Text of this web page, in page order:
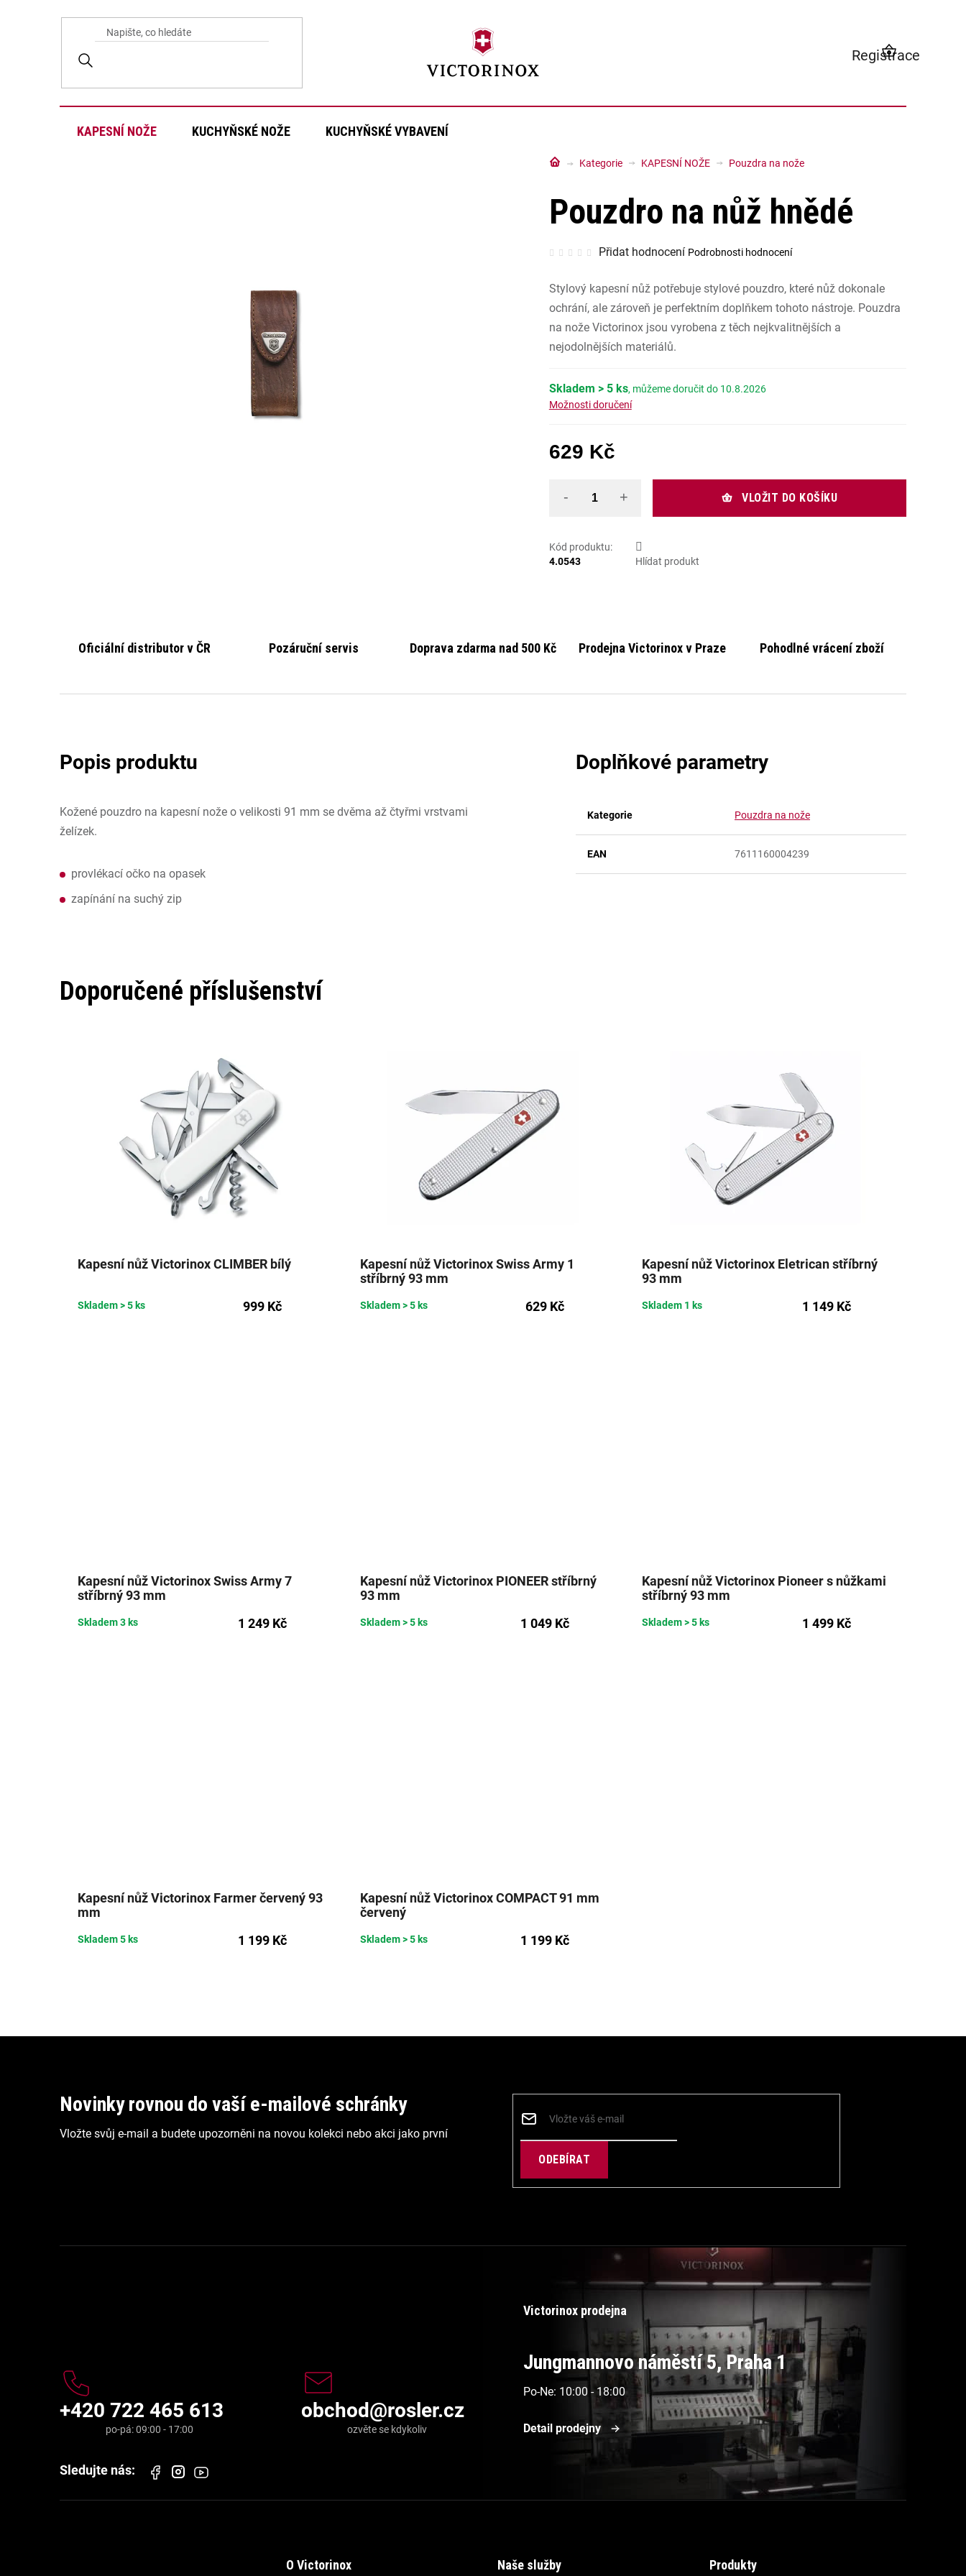
Registrace
NÁKUPNÍ
KOŠÍK
KAPESNÍ NOŽE KUCHYŇSKÉ NOŽE KUCHYŇSKÉ VYBAVENÍ
DomůKategorie KAPESNÍ NOŽE Pouzdra na nože
Pouzdro na nůž hnědé
Průměrné
hodnocení
z
5
hvězdiček.
Přidat hodnocení Podrobnosti hodnocení
Stylový kapesní nůž potřebuje stylové pouzdro, které nůž dokonale
ochrání, ale zároveň je perfektním doplňkem tohoto nástroje. Pouzdra
na nože Victorinox jsou vyrobena z těch nejkvalitnějších a
nejodolnějších materiálů.
Skladem > 5 ks
10.8.2026
Možnosti doručení
629 Kč
VLOŽIT DO KOŠÍKU
Kód produktu:
4.0543
Hlídat produkt
Oficiální distributor v ČR Pozáruční servis Doprava zdarma nad 500 Kč Prodejna Victorinox v Praze Pohodlné vrácení zboží
Kožené pouzdro na kapesní nože o velikosti 91 mm se dvěma až čtyřmi vrstvami
želízek.
provlékací očko na opasek
zapínání na suchý zip
Doplňkové parametry
Kategorie Pouzdra na nože
EAN 7611160004239
Doporučené příslušenství
Kapesní nůž Victorinox CLIMBER bílý
Skladem> 5 ks 999 Kč
Kapesní nůž Victorinox Swiss Army 1
stříbrný 93 mm
Skladem> 5 ks 629 Kč
Kapesní nůž Victorinox Eletrican stříbrný
93 mm
Skladem 1 ks 1 149 Kč
Kapesní nůž Victorinox Swiss Army 7
stříbrný 93 mm
Skladem3 ks 1 249 Kč
Kapesní nůž Victorinox PIONEER stříbrný
93 mm
Skladem> 5 ks 1 049 Kč
Kapesní nůž Victorinox Pioneer s nůžkami
stříbrný 93 mm
Skladem> 5 ks 1 499 Kč
Kapesní nůž Victorinox Farmer červený 93
mm
Skladem5 ks 1 199 Kč
Kapesní nůž Victorinox COMPACT 91 mm
červený
Skladem> 5 ks 1 199 Kč
Novinky rovnou do vaší e-mailové schránky
Vložte svůj e-mail a budete upozorněni na novou kolekci nebo akci jako první
PŘIHLÁSIT
obchod@rosler.cz
+420 722 465 613
Victorinox prodejna
Jungmannovo náměstí 5, Praha 1
Po-Ne: 10:00 - 18:00
Detail prodejny
O Victorinox Naše služby Produkty